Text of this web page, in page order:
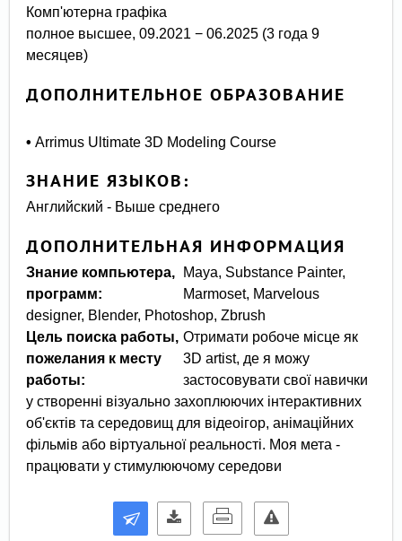
Комп'ютерна графіка
полное высшее, 09.2021 − 06.2025 (3 года 9
месяцев)
ДОПОЛНИТЕЛЬНОЕ ОБРАЗОВАНИЕ
• Arrimus Ultimate 3D Modeling Course
ЗНАНИЕ ЯЗЫКОВ:
Английский - Выше среднего
ДОПОЛНИТЕЛЬНАЯ ИНФОРМАЦИЯ
Знание компьютера,
программ:
Maya, Substance Painter,
Marmoset, Marvelous
designer, Blender, Photoshop, Zbrush
Цель поиска работы,
пожелания к месту
работы:
Отримати робоче місце як
3D artist, де я можу
застосовувати свої навички
у створенні візуально захоплюючих інтерактивних
об'єктів та середовищ для відеоігор, анімаційних
фільмів або віртуальної реальності. Моя мета -
працювати у стимулюючому середови